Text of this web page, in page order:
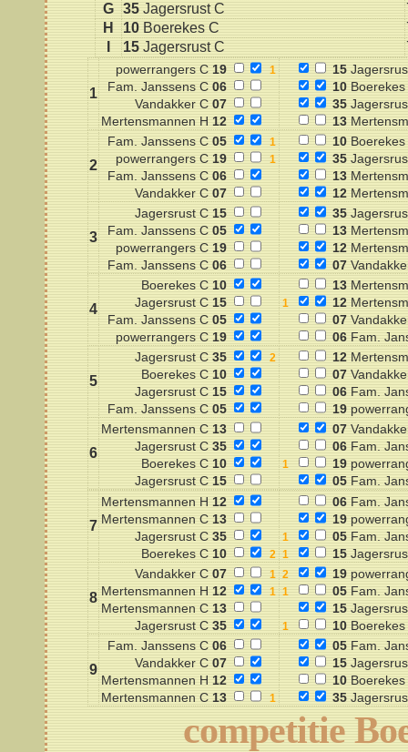
G 35 Jagersrust C
H
10 Boerekes C
15 Jagersrust C
1
powerrangers C 19
Fam. Janssens C 06
Vandakker C 07
Mertensmannen H 12
15
10Boerekes
35
13
2
Fam. Janssens C 05
powerrangers C 19
Fam. Janssens C 06
Vandakker C 07
10Boerekes
35
13
12
3
Jagersrust C 15
Fam. Janssens C 05
powerrangers C 19
Fam. Janssens C 06
35
13
12
07
4
Boerekes C 10
Jagersrust C 15
Fam. Janssens C 05
powerrangers C 19
13
12
07
06Fam.
5
Jagersrust C 35
Boerekes C 10
Jagersrust C 15
Fam. Janssens C 05
12
07
06Fam.
19
6
Mertensmannen C 13
Jagersrust C 35
Boerekes C 10
Jagersrust C 15
07
06Fam.
19
05Fam.
7
Mertensmannen H 12
Mertensmannen C 13
Jagersrust C 35
Boerekes C 10
06Fam.
19
05Fam.
15
8
Vandakker C 07
Mertensmannen H 12
Mertensmannen C 13
Jagersrust C 35
19
05Fam.
15
10Boerekes
9
Fam. Janssens C 06
Vandakker C 07
Mertensmannen H 12
Mertensmannen C 13
05Fam.
15
10Boerekes
35
competitie